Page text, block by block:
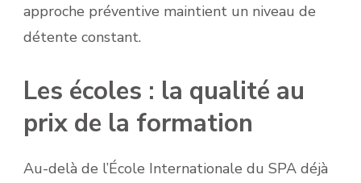
approche préventive maintient un niveau de
détente constant.
Les écoles : la qualité au
prix de la formation
Au-delà de l’École Internationale du SPA déjà